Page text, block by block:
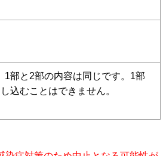
1部と2部の内容は同じです。1部
込むことはできません。